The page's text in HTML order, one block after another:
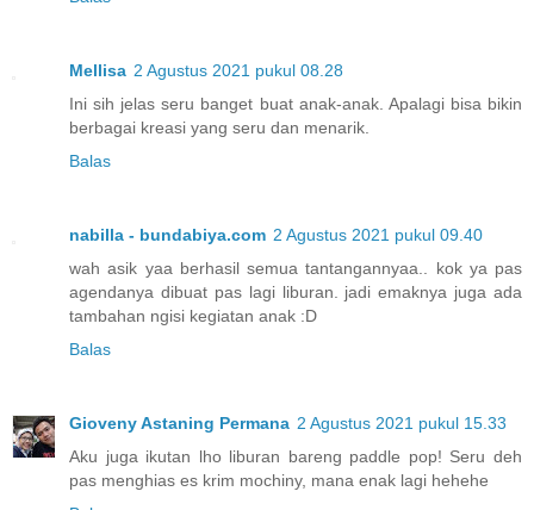
Mellisa 2 Agustus 2021 pukul 08.28
Ini sih jelas seru banget buat anak-anak. Apalagi bisa bikin
berbagai kreasi yang seru dan menarik.
Balas
nabilla - bundabiya.com 2 Agustus 2021 pukul 09.40
wah asik yaa berhasil semua tantangannyaa.. kok ya pas
agendanya dibuat pas lagi liburan. jadi emaknya juga ada
tambahan ngisi kegiatan anak :D
Balas
Gioveny Astaning Permana 2 Agustus 2021 pukul 15.33
Aku juga ikutan lho liburan bareng paddle pop! Seru deh
pas menghias es krim mochiny, mana enak lagi hehehe